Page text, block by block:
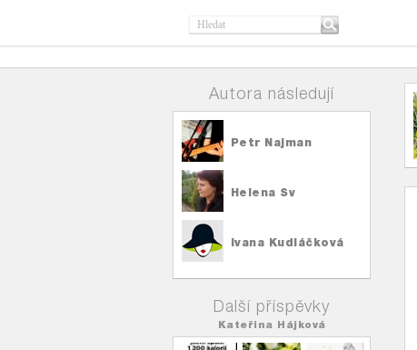
Autora následují
Petr Najman
Helena Sv
Ivana Kudláčková
Další příspěvky
Kateřina Hájková